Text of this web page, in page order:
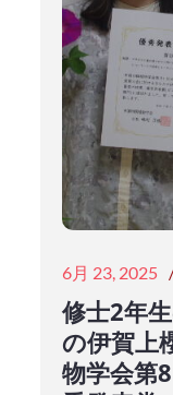
Posted
on
6月 23, 2025
修士2年
の伊賀上
物学会第